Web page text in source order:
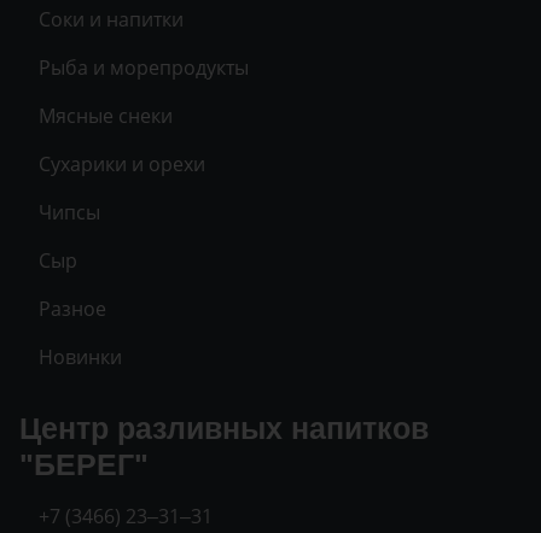
Соки и напитки
Рыба и морепродукты
Мясные снеки
Сухарики и орехи
Чипсы
Сыр
Разное
Новинки
Центр разливных напитков
"БЕРЕГ"
+7 (3466) 23‒31‒31